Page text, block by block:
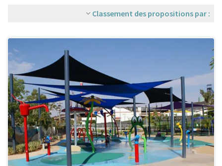
Classement des propositions par :